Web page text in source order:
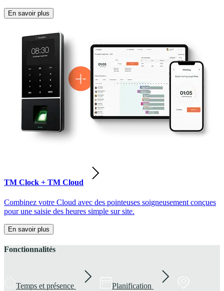
En savoir plus
TM Clock + TM Cloud
Combinez votre Cloud avec des pointeuses soigneusement conçues
pour une saisie des heures simple sur site.
En savoir plus
Fonctionnalités
Temps et présence Planification